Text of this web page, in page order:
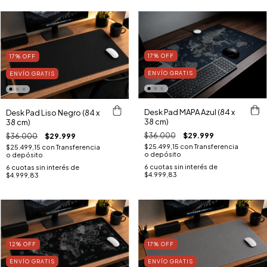
17% OFF
ENVÍO GRATIS
Desk Pad Liso Negro (84 x
38 cm)
$36.000 $29.999
$25.499,15 con Transferencia
o depósito
6 cuotas sin interés de
$4.999,83
17% OFF
ENVÍO GRATIS
Desk Pad MAPA Azul (84 x
38 cm)
$36.000 $29.999
$25.499,15 conTransferencia
o depósito
6 cuotas sin interés de
$4.999,83
12% OFF
ENVÍO GRATIS
17% OFF
ENVÍO GRATIS